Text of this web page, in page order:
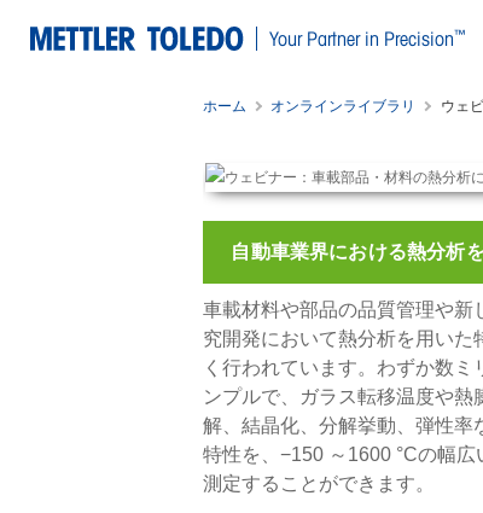
Your Partner in Precision™
ホーム オンラインライブラリ ウェ
自動車業界における熱分析
車載材料や部品の品質管理や新
究開発において熱分析を用いた
く行われています。わずか数ミ
ンプルで、ガラス転移温度や熱
解、結晶化、分解挙動、弾性率
特性を、−150 ～1600 °Cの幅広
測定することができます。